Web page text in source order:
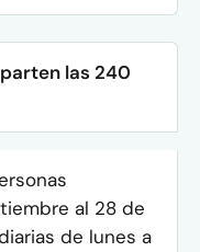
las 240
al 28 de
de lunes a